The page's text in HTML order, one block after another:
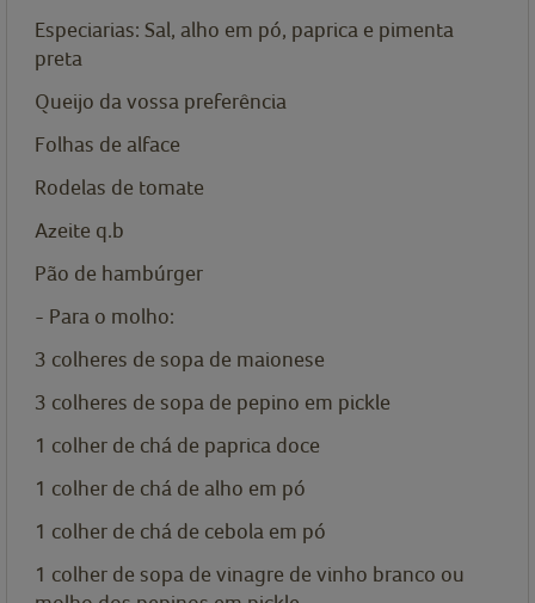
Especiarias: Sal, alho em pó, paprica e pimenta
preta
Queijo da vossa preferência
Folhas de alface
Rodelas de tomate
Azeite q.b
Pão de hambúrger
- Para o molho:
3 colheres de sopa de maionese
3 colheres de sopa de pepino em pickle
1 colher de chá de paprica doce
1 colher de chá de alho em pó
1 colher de chá de cebola em pó
1 colher de sopa de vinagre de vinho branco ou